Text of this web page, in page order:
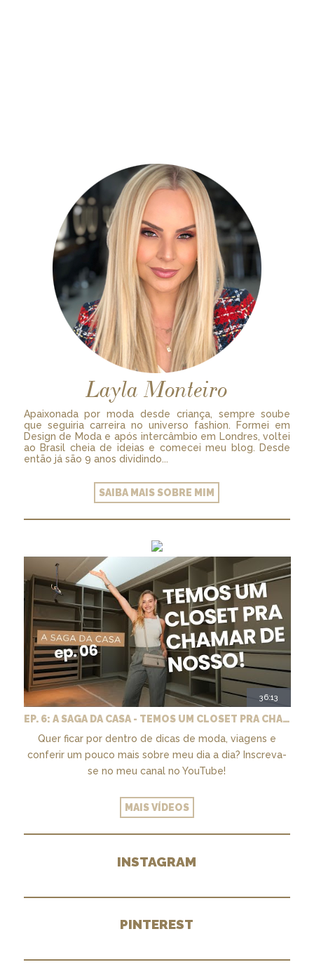
Layla Monteiro
Apaixonada por moda desde criança, sempre soube
que seguiria carreira no universo fashion. Formei em
Design de Moda e após intercâmbio em Londres, voltei
ao Brasil cheia de ideias e comecei meu blog. Desde
então já são 9 anos dividindo...
SAIBA MAIS SOBRE MIM
36:13
EP. 6: A SAGA DA CASA - TEMOS UM CLOSET PRA CHAMAR DE NOSSO + MARCENARIA E PAISAGISMO
Quer ficar por dentro de dicas de moda, viagens e
conferir um pouco mais sobre meu dia a dia? Inscreva-
se no meu canal no YouTube!
MAIS VÍDEOS
INSTAGRAM
PINTEREST